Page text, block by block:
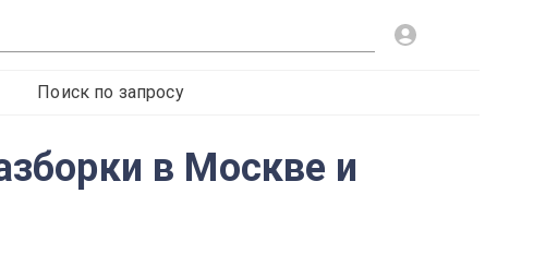
Поиск по запросу
в Москве и